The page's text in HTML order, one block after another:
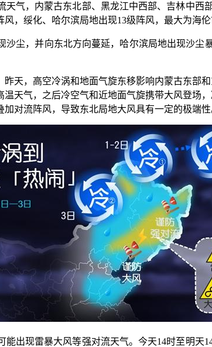
，内蒙古东北部、黑龙江中西部、吉林中西
，绥化、哈尔滨局地出现13级阵风，最大为海伦
，并向东北方向蔓延，哈尔滨局地出现沙尘
，高空冷涡和地面气旋东移影响内蒙古东部和
天气，之后冷空气和近地面气旋携带大风登场
对流阵风，导致东北局地大风具有一定的极端性
现雷暴大风等强对流天气。今天14时至明天